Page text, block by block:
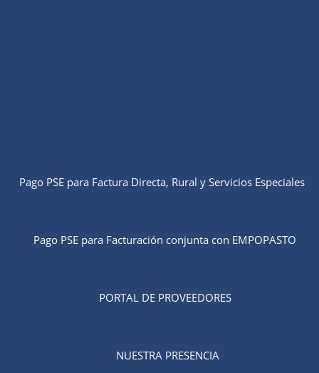
Pago PSE para Factura Directa, Rural y Servicios Especiales
Pago PSE para Facturación conjunta con EMPOPASTO
PORTAL DE PROVEEDORES
NUESTRA PRESENCIA